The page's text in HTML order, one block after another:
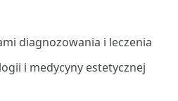
diagnozowania i leczenia
i medycyny estetycznej